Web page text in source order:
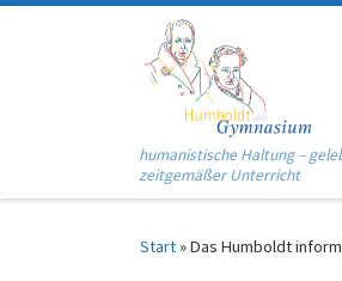
Zum Inhalt springen
humanistische Haltung –
zeitgemäßer Unterricht
Start»Das Humboldt